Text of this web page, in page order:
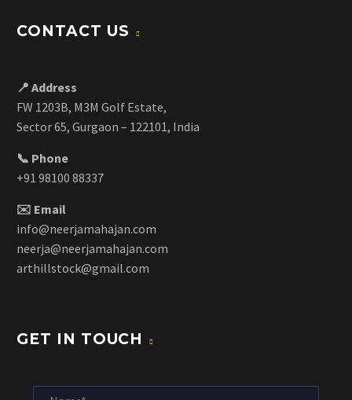
CONTACT US
📍 Address
FW 1203B, M3M Golf Estate,
Sector 65, Gurgaon – 122101, India
📞 Phone
+91 98100 88337
✉️ Email
info@neerjamahajan.com
neerja@neerjamahajan.com
arthillstock@gmail.com
GET IN TOUCH